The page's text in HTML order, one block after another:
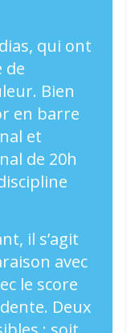
qui ont
de
Bien
en barre
et
de 20h
il s’agit
avec
le score
Deux